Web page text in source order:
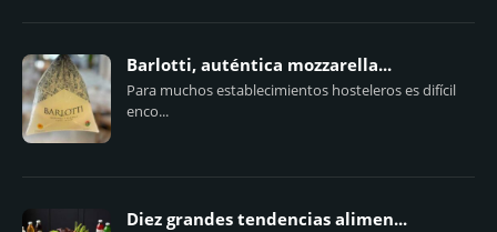
Barlotti, auténtica mozzarella...
Para muchos establecimientos hosteleros es difícil
enco...
Diez grandes tendencias alimen...